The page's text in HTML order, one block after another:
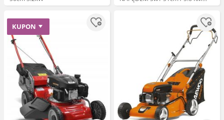
HONDA GCV200 - EWIMAX
KUPON